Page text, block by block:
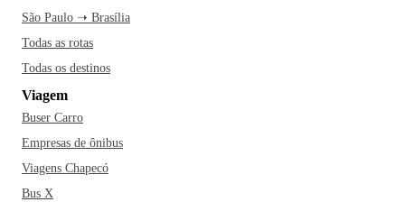
São Paulo ➝ Brasília
Todas as rotas
Todas os destinos
Viagem
Buser Carro
Empresas de ônibus
Viagens Chapecó
Bus X